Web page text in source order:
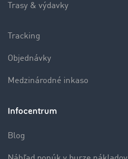
Trasy & výdavky
Tracking
Objednávky
Medzinárodné inkaso
Infocentrum
Blog